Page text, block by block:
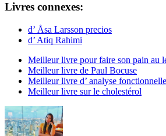
Livres connexes:
d’ Åsa Larsson precios
d’ Atiq Rahimi
Meilleur livre pour faire son pain au
Meilleur livre de Paul Bocuse
Meilleur livre d’ analyse fonctionnelle
Meilleur livre sur le cholestérol